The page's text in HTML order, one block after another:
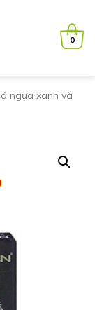
0
ngựa xanh và